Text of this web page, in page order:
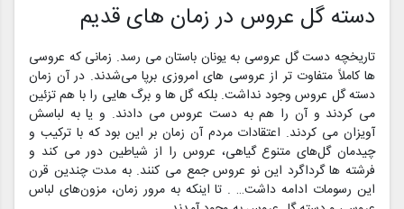
دسته گل عروس در زمان های قدیم
تاریخچه دست گل عروسی به یونان باستان می رسد. زمانی که عروسی
ها کاملاً متفاوت تر از عروسی‌‌‌‌ های امروزی برپا می‌شدند. در آن زمان
دسته گل عروس وجود نداشت. بلکه گل ها و برگ هایی را با هم تزئین
می‌ کردند و آن را هم به دست عروس می‌ دادند. و یا به لباسش
آویزان می‌ کردند. اعتقادات مردم آن زمان بر این بود که با ترکیب و
چیدمان گل‌‌‌‌های متنوع گیاهی، عروس را از شیاطین دور می کند و
فرشته ها گرداگرد این نو عروس جمع می کنند. به مدت چندین قرن
این رسومات ادامه داشت… . تا اینکه به مرور زمان، مزون‌‌‌‌های لباس